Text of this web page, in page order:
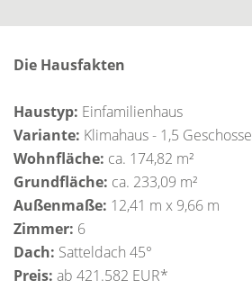
Die Hausfakten
Haustyp: Einfamilienhaus
Variante: Klimahaus - 1,5 Geschosse
Wohnfläche: ca. 174,82 m²
Grundfläche: ca. 233,09 m²
Außenmaße: 12,41 m x 9,66 m
Zimmer: 6
Dach: Satteldach 45°
Preis: ab 421.582 EUR*